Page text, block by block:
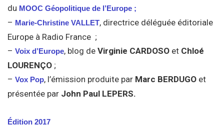
du MOOC Géopolitique de l’Europe ;
– Marie-Christine VALLET, directrice déléguée éditoriale
Europe à Radio France ;
– Voix d’Europe, blog de Virginie CARDOSO et Chloé
LOURENÇO ;
– Vox Pop, l’émission produite par Marc BERDUGO et
présentée par John Paul LEPERS.
Édition 2017